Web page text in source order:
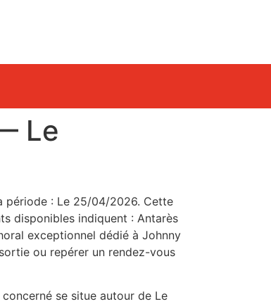
Le
période : Le 25/04/2026. Cette
disponibles indiquent : Antarès
exceptionnel dédié à Johnny
ou repérer un rendez-vous
se situe autour de Le